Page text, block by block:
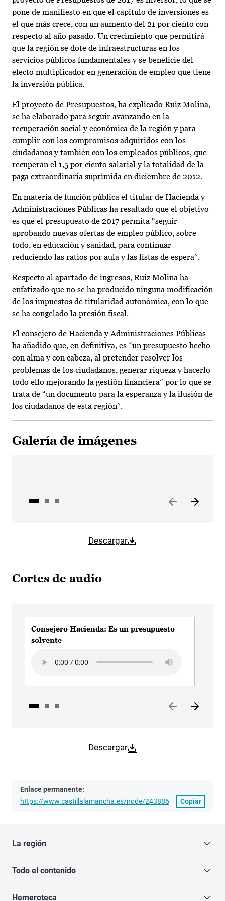
pone de manifiesto en que el capítulo de inversiones es
el que más crece, con un aumento del 21 por ciento con
respecto al año pasado. Un crecimiento que permitirá
que la región se dote de infraestructuras en los
servicios públicos fundamentales y se beneficie del
efecto multiplicador en generación de empleo que tiene
la inversión pública.
El proyecto de Presupuestos, ha explicado Ruiz Molina,
se ha elaborado para seguir avanzando en la
recuperación social y económica de la región y para
cumplir con los compromisos adquiridos con los
ciudadanos y también con los empleados públicos, que
recuperan el 1,5 por ciento salarial y la totalidad de la
paga extraordinaria suprimida en diciembre de 2012.
En materia de función pública el titular de Hacienda y
Administraciones Públicas ha resaltado que el objetivo
es que el presupuesto de 2017 permita “seguir
aprobando nuevas ofertas de empleo público, sobre
todo, en educación y sanidad, para continuar
reduciendo las ratios por aula y las listas de espera”.
Respecto al apartado de ingresos, Ruiz Molina ha
enfatizado que no se ha producido ninguna modificación
de los impuestos de titularidad autonómica, con lo que
se ha congelado la presión fiscal.
El consejero de Hacienda y Administraciones Públicas
ha añadido que, en definitiva, es “un presupuesto hecho
con alma y con cabeza, al pretender resolver los
problemas de los ciudadanos, generar riqueza y hacerlo
todo ello mejorando la gestión financiera” por lo que se
trata de “un documento para la esperanza y la ilusión de
los ciudadanos de esta región”.
Galería de imágenes
Descargar
Cortes de audio
Descargar
Consejero Hacienda: Es un presupuesto
solvente
Enlace permanente:
https://www.castillalamancha.es/node/243886
Copiar
La región
Todo el contenido
Hemeroteca